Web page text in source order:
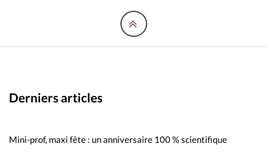
Derniers articles
Mini-prof, maxi fête : un anniversaire 100 % scientifique